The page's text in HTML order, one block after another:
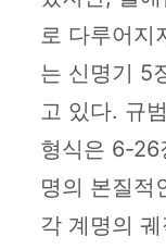
로 다루어지
는 신명기 5
고 있다. 규
형식은 6-26
명의 본질적
각 계명의